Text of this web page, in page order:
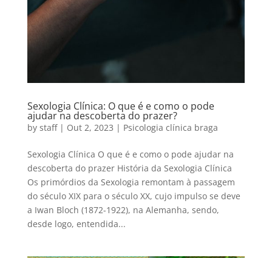
Sexologia Clínica: O que é e como o pode
ajudar na descoberta do prazer?
by staff| Out 2, 2023 | Psicologia clínica braga
Sexologia Clínica O que é e como o pode ajudar na
descoberta do prazer História da Sexologia Clínica
Os primórdios da Sexologia remontam à passagem
do século XIX para o século XX, cujo impulso se deve
a Iwan Bloch (1872-1922), na Alemanha, sendo,
desde logo, entendida...